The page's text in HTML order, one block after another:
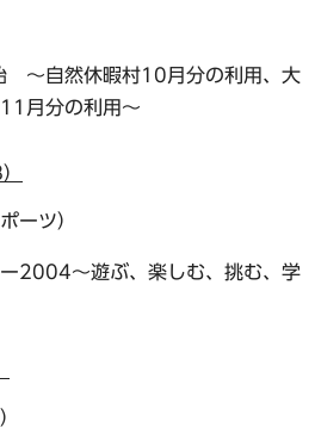
～自然休暇村10月分の利用、大
月分の利用～
ーツ）
2004～遊ぶ、楽しむ、挑む、学